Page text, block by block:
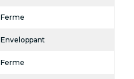
Ferme
Enveloppant
Ferme